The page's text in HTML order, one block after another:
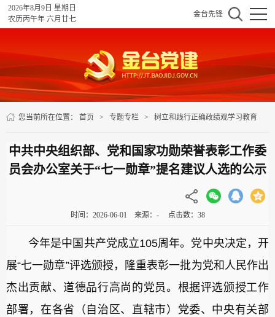
2026年8月9日 星期日
农历丙午年 六月廿七
金台先锋
您当前所在位置： 首页 > 专题专栏 > 树立和践行正确政绩观学习教育
> 正文
中共中央组织部、党和国家功勋荣誉表彰工作委
员会办公室关于“七一勋章”提名建议人选的公示
时间：2026-06-01 来源：- 点击数： 38
今年是中国共产党成立105周年。党中央决定，开
展“七一勋章”评选颁授，隆重表彰一批为党和人民作出
杰出贡献、道德品行高尚的党员。根据评选颁授工作
部署，在各省（自治区、直辖市）党委、中央有关部